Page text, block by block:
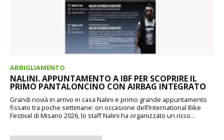
ABBIGLIAMENTO
NALINI. APPUNTAMENTO A IBF PER SCOPRIRE IL
PRIMO PANTALONCINO CON AIRBAG INTEGRATO
Grandi novià in arrivo in casa Nalini e primo grande appuntamento
fissato tra poche settimane: on occasione dell’International Bike
Festival di Misano 2026, lo staff Nalini ha organizzato un ricco...